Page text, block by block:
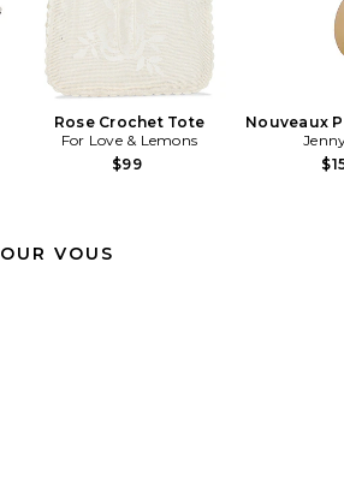
Rose Crochet Tote
For Love & Lemons
$99
Nouveaux
VOUS